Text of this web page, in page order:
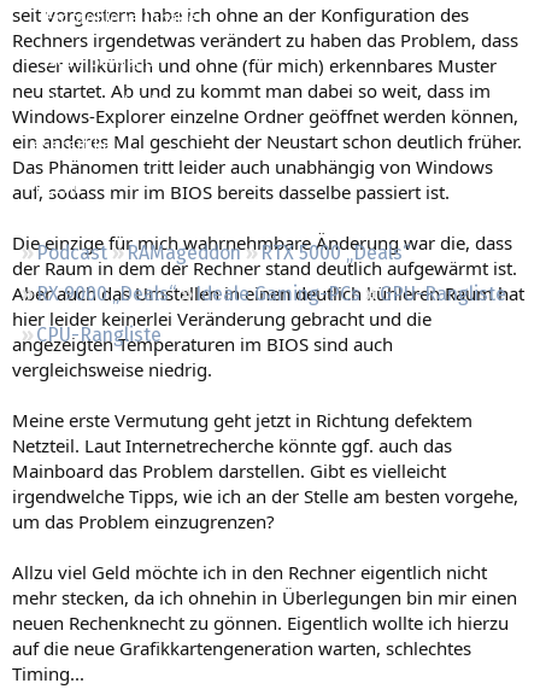
Empfohlene Inhalte
Neue Beiträge
Neueste Aktivitäten
Leserartikel
Regeln
Podcast RAMageddon
RTX 5000 „Deals“
RX 9000 „Deals“
Ideale Gaming-PCs
GPU-Rangliste
CPU-Rangliste
seit vorgestern habe ich ohne an der Konfiguration des
Rechners irgendetwas verändert zu haben das Problem, dass
dieser willkürlich und ohne (für mich) erkennbares Muster
neu startet. Ab und zu kommt man dabei so weit, dass im
Windows-Explorer einzelne Ordner geöffnet werden können,
ein anderes Mal geschieht der Neustart schon deutlich früher.
Das Phänomen tritt leider auch unabhängig von Windows
auf, sodass mir im BIOS bereits dasselbe passiert ist.
Die einzige für mich wahrnehmbare Änderung war die, dass
der Raum in dem der Rechner stand deutlich aufgewärmt ist.
Aber auch das Umstellen in einen deutlich kühleren Raum hat
hier leider keinerlei Veränderung gebracht und die
angezeigten Temperaturen im BIOS sind auch
vergleichsweise niedrig.
Meine erste Vermutung geht jetzt in Richtung defektem
Netzteil. Laut Internetrecherche könnte ggf. auch das
Mainboard das Problem darstellen. Gibt es vielleicht
irgendwelche Tipps, wie ich an der Stelle am besten vorgehe,
um das Problem einzugrenzen?
Allzu viel Geld möchte ich in den Rechner eigentlich nicht
mehr stecken, da ich ohnehin in Überlegungen bin mir einen
neuen Rechenknecht zu gönnen. Eigentlich wollte ich hierzu
auf die neue Grafikkartengeneration warten, schlechtes
Timing...